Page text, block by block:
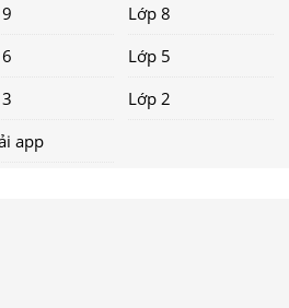
Lớp 8
Lớp 5
Lớp 2
app